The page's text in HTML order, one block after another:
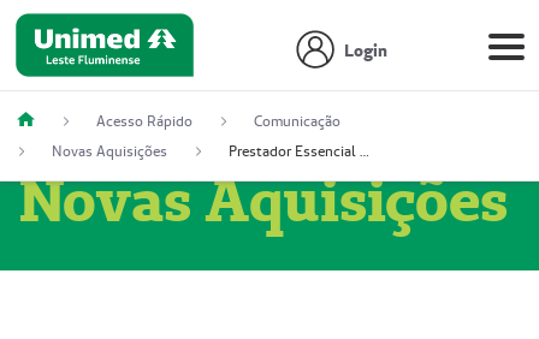
Login
Acesso Rápido
Comunicação
Novas Aquisições
Prestador Essencial Gestão em Saúde Ereli (51004354-7)
Novas Aquisições